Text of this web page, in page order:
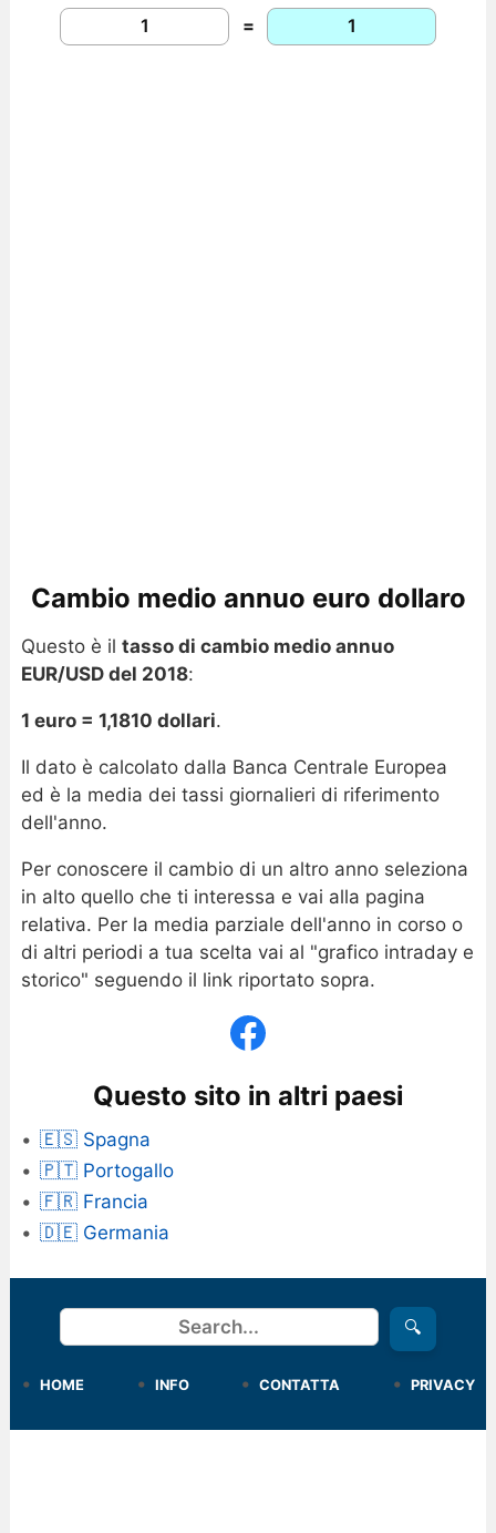
=
Cambio medio annuo euro dollaro
Questo è il tasso di cambio medio annuo
EUR/USD del 2018:
1 euro = 1,1810 dollari.
Il dato è calcolato dalla Banca Centrale Europea
ed è la media dei tassi giornalieri di riferimento
dell'anno.
Per conoscere il cambio di un altro anno seleziona
in alto quello che ti interessa e vai alla pagina
relativa. Per la media parziale dell'anno in corso o
di altri periodi a tua scelta vai al "grafico intraday e
storico" seguendo il link riportato sopra.
Questo sito in altri paesi
🇪🇸 Spagna
🇵🇹 Portogallo
🇫🇷 Francia
🇩🇪 Germania
Cerca 🔍
HOME INFO CONTATTA PRIVACY